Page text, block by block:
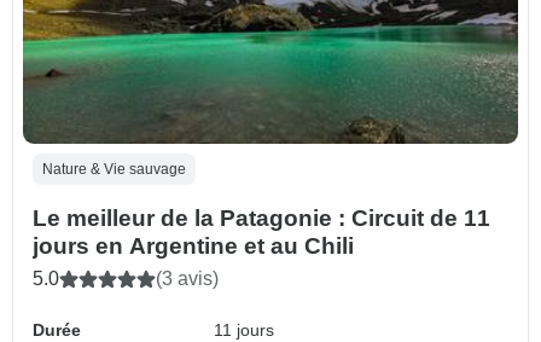
Nature & Vie sauvage
Le meilleur de la Patagonie : Circuit de 11
jours en Argentine et au Chili
5.0 (3 avis)
Durée
11 jours